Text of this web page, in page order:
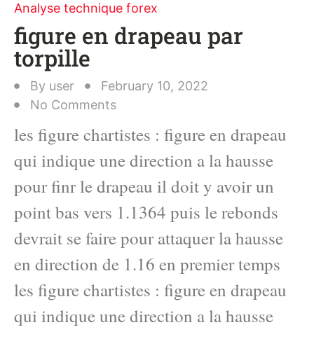
Analyse technique forex
figure en drapeau par
torpille
By user
February 10, 2022
No Comments
les figure chartistes : figure en drapeau
qui indique une direction a la hausse
pour finr le drapeau il doit y avoir un
point bas vers 1.1364 puis le rebonds
devrait se faire pour attaquer la hausse
en direction de 1.16 en premier temps
les figure chartistes : figure en drapeau
qui indique une direction a la hausse